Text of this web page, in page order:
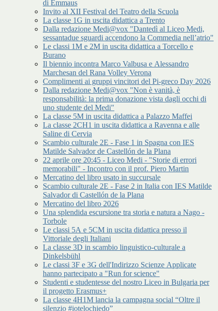
di Emmaus
Invito al XII Festival del Teatro della Scuola
La classe 1G in uscita didattica a Trento
Dalla redazione Medi@vox "Dantedì al Liceo Medi,
sessantadue sguardi accendono la Commedia nell’atrio"
Le classi 1M e 2M in uscita didattica a Torcello e
Burano
Il biennio incontra Marco Valbusa e Alessandro
Marchesan del Rana Volley Verona
Complimenti ai gruppi vincitori del Pi-greco Day 2026
Dalla redazione Medi@vox "Non è vanità, è
responsabilità: la prima donazione vista dagli occhi di
uno studente del Medi"
La classe 5M in uscita didattica a Palazzo Maffei
La classe 2CH1 in uscita didattica a Ravenna e alle
Saline di Cervia
Scambio culturale 2E - Fase 1 in Spagna con IES
Matilde Salvador de Castellón de la Plana
22 aprile ore 20:45 - Liceo Medi - "Storie di errori
memorabili" - Incontro con il prof. Piero Martin
Mercatino del libro usato in succursale
Scambio culturale 2E - Fase 2 in Italia con IES Matilde
Salvador di Castellón de la Plana
Mercatino del libro 2026
Una splendida escursione tra storia e natura a Nago -
Torbole
Le classi 5A e 5CM in uscita didattica presso il
Vittoriale degli Italiani
La classe 3D in scambio linguistico-culturale a
Dinkelsbühl
Le classi 3F e 3G dell'Indirizzo Scienze Applicate
hanno partecipato a "Run for science"
Studenti e studentesse del nostro Liceo in Bulgaria per
il progetto Erasmus+
La classe 4H1M lancia la campagna social “Oltre il
silenzio #iotelochiedo”